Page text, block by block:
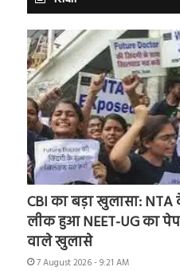
CBI का बड़ा खुलासा:
लीक हुआ NEET-UG का
वाले खुलासे
7 August 2026 - 9:21 AM